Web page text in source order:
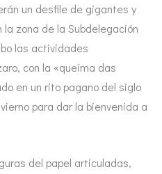
un desfile de gigantes y
la zona de la Subdelegación
las actividades
con la «queima das
en un rito pagano del siglo
para dar la bienvenida a
del papel articuladas,